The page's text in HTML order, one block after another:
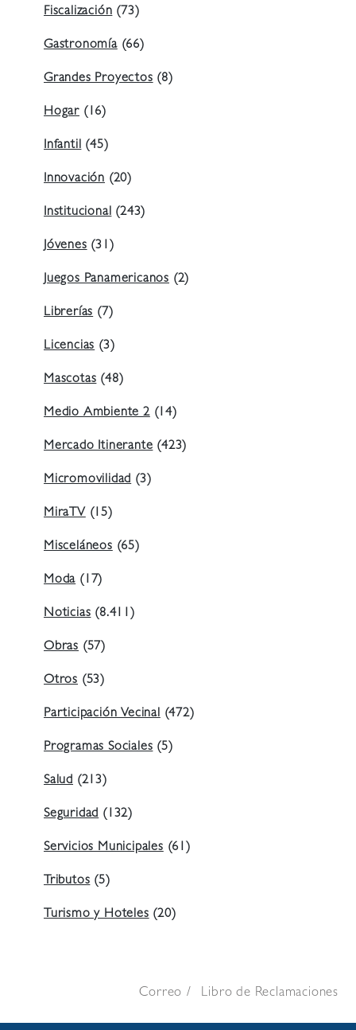
Fiscalización(73)
Gastronomía(66)
Grandes Proyectos(8)
Hogar (16)
Infantil(45)
Innovación (20)
Institucional(243)
Jóvenes(31)
Juegos Panamericanos (2)
Librerías(7)
Licencias(3)
Mascotas(48)
Medio Ambiente 2(14)
Mercado Itinerante(423)
Micromovilidad(3)
MiraTV(15)
Misceláneos(65)
Moda(17)
Noticias(8.411)
Obras (57)
Otros (53)
Participación Vecinal(472)
Programas Sociales(5)
Salud (213)
Seguridad(132)
Servicios Municipales(61)
Tributos(5)
Turismo y Hoteles(20)
Correo Libro de Reclamaciones